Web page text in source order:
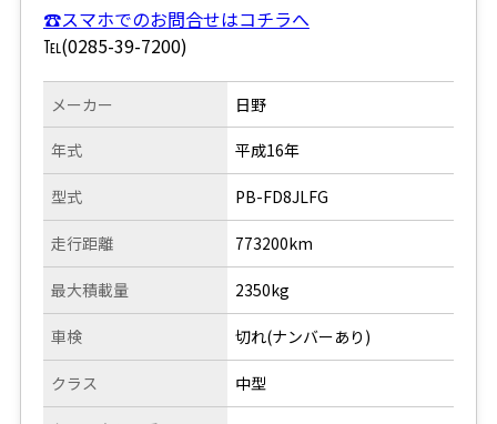
☎スマホでのお問合せはコチラへ
℡(0285-39-7200)
メーカー
年式
型式
走行距離
日野
平成16年
PB-FD8JLFG
773200km
最大積載量
車検
クラス
2350kg
切れ(ナンバーあり)
中型